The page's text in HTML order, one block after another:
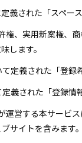
義された「スペー
権、実用新案権、
します。
定義された「登録
義された「登録情
運営する本サービ
サイトを含みます